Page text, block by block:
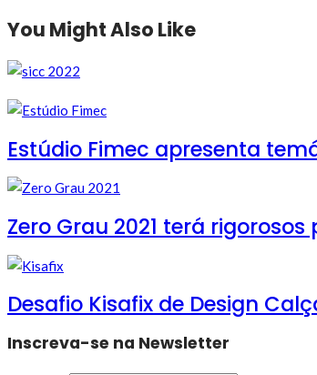
You Might Also Like
Estúdio Fimec apresenta
Zero Grau 2021 terá
Desafio Kisafix de Design
Inscreva-se na Newsletter